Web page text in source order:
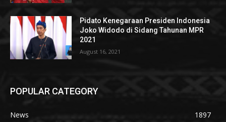
Pidato Kenegaraan Presiden Indonesia
Joko Widodo di Sidang Tahunan MPR
2021
August 16, 2021
POPULAR CATEGORY
News
1897